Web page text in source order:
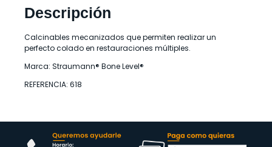
Descripción
Calcinables mecanizados que permiten realizar un
perfecto colado en restauraciones múltiples.
Marca: Straumann® Bone Level®
REFERENCIA: 618